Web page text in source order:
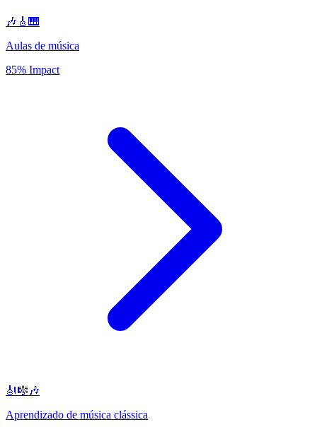
🎶🎸🎹
Aulas de música
85% Impact
🎻🎼🎶
Aprendizado de música clássica